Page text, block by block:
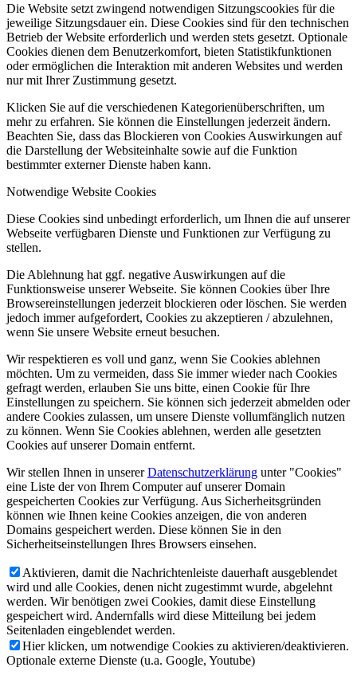
Die Website setzt zwingend notwendigen Sitzungscookies für die
jeweilige Sitzungsdauer ein. Diese Cookies sind für den technischen
Betrieb der Website erforderlich und werden stets gesetzt. Optionale
Cookies dienen dem Benutzerkomfort, bieten Statistikfunktionen
oder ermöglichen die Interaktion mit anderen Websites und werden
nur mit Ihrer Zustimmung gesetzt.
Klicken Sie auf die verschiedenen Kategorienüberschriften, um
mehr zu erfahren. Sie können die Einstellungen jederzeit ändern.
Beachten Sie, dass das Blockieren von Cookies Auswirkungen auf
die Darstellung der Websiteinhalte sowie auf die Funktion
bestimmter externer Dienste haben kann.
Notwendige Website Cookies
Diese Cookies sind unbedingt erforderlich, um Ihnen die auf unserer
Webseite verfügbaren Dienste und Funktionen zur Verfügung zu
stellen.
Die Ablehnung hat ggf. negative Auswirkungen auf die
Funktionsweise unserer Webseite. Sie können Cookies über Ihre
Browsereinstellungen jederzeit blockieren oder löschen. Sie werden
jedoch immer aufgefordert, Cookies zu akzeptieren / abzulehnen,
wenn Sie unsere Website erneut besuchen.
Wir respektieren es voll und ganz, wenn Sie Cookies ablehnen
möchten. Um zu vermeiden, dass Sie immer wieder nach Cookies
gefragt werden, erlauben Sie uns bitte, einen Cookie für Ihre
Einstellungen zu speichern. Sie können sich jederzeit abmelden oder
andere Cookies zulassen, um unsere Dienste vollumfänglich nutzen
zu können. Wenn Sie Cookies ablehnen, werden alle gesetzten
Cookies auf unserer Domain entfernt.
Wir stellen Ihnen in unsererDatenschutzerklärung unter "Cookies"
eine Liste der von Ihrem Computer auf unserer Domain
gespeicherten Cookies zur Verfügung. Aus Sicherheitsgründen
können wie Ihnen keine Cookies anzeigen, die von anderen
Domains gespeichert werden. Diese können Sie in den
Sicherheitseinstellungen Ihres Browsers einsehen.
Aktivieren, damit die Nachrichtenleiste dauerhaft ausgeblendet
wird und alle Cookies, denen nicht zugestimmt wurde, abgelehnt
werden. Wir benötigen zwei Cookies, damit diese Einstellung
gespeichert wird. Andernfalls wird diese Mitteilung bei jedem
Seitenladen eingeblendet werden.
Hier klicken, um notwendige Cookies zu aktivieren/deaktivieren.
Optionale externe Dienste (u.a. Google, Youtube)